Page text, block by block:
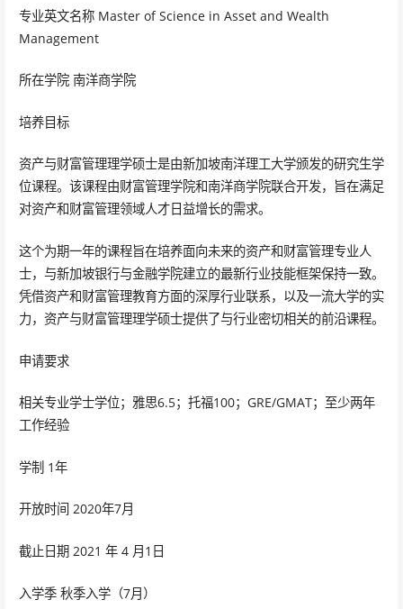
专业英文名称 Master of Science in Asset and Wealth
Management
所在学院 南洋商学院
培养目标
资产与财富管理理学硕士是由新加坡南洋理工大学颁发的研究生学
位课程。该课程由财富管理学院和南洋商学院联合开发，旨在满足
对资产和财富管理领域人才日益增长的需求。
这个为期一年的课程旨在培养面向未来的资产和财富管理专业人
士，与新加坡银行与金融学院建立的最新行业技能框架保持一致。
凭借资产和财富管理教育方面的深厚行业联系，以及一流大学的实
力，资产与财富管理理学硕士提供了与行业密切相关的前沿课程。
申请要求
相关专业学士学位；雅思6.5；托福100；GRE/GMAT；至少两年
工作经验
学制 1年
开放时间 2020年7月
截止日期 2021 年 4 月1日
入学季 秋季入学（7月）